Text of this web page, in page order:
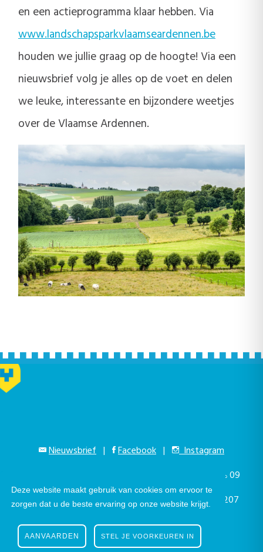
Deze website maakt gebruik van cookies om ervoor te
zorgen dat u de beste ervaring op onze website krijgt.
STEL JE VOORKEUREN IN
AANVAARDEN
en een actieprogramma klaar hebben. Via
www.landschapsparkvlaamseardennen.be
houden we jullie graag op de hoogte! Via een
nieuwsbrief volg je alles op de voet en delen
we leuke, interessante en bijzondere weetjes
over de Vlaamse Ardennen.
Nieuwsbrief | Facebook |
Instagram
09
364 65 00| info@zottegem.be| Btw BE 0207
444 990